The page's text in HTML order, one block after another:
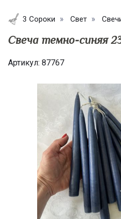
3 Сороки Свет
Свеча темно-синяя
Артикул: 87767